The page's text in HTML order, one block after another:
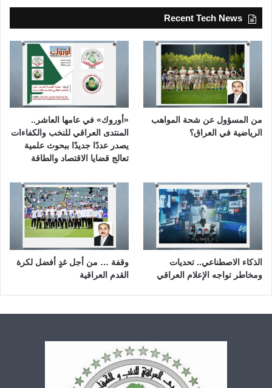
Recent Tech News
من المسؤول عن شحة المواهب
الرياضية في العراق؟
«أوروك» في عامها العاشر..
المنتدى العراقي للنخب والكفاءات
يصدر عددًا جديدًا ببحوث علمية
تعالج قضايا الاقتصاد والطاقة
الذكاء الاصطناعي.. تحديات
ومخاطر تواجه الإعلام العراقي
وقفة … من أجل غدٍ أفضل لكرة
القدم العراقية